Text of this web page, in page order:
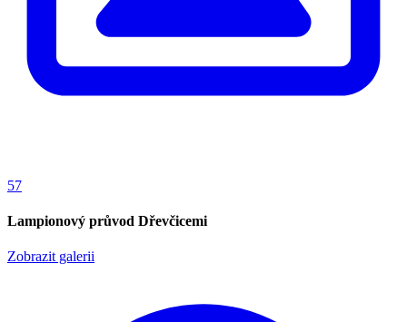
57
Lampionový průvod Dřevčicemi
Zobrazit galerii